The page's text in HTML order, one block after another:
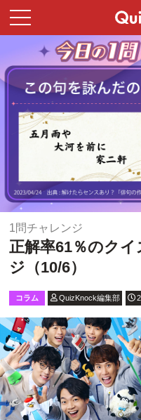
1問チャレンジ
正解率61％のク
ジ（10/6）
コラム QuizKnock編集部